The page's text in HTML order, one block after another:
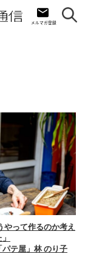
って作るのか考え
テ屋」林 のり子